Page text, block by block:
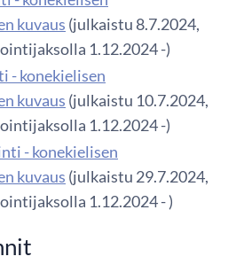
kuvaus (julkaistu 8.7.2024,
1.12.2024 -)
- konekielisen
kuvaus (julkaistu 10.7.2024,
1.12.2024 -)
- konekielisen
kuvaus (julkaistu 29.7.2024,
1.12.2024 - )